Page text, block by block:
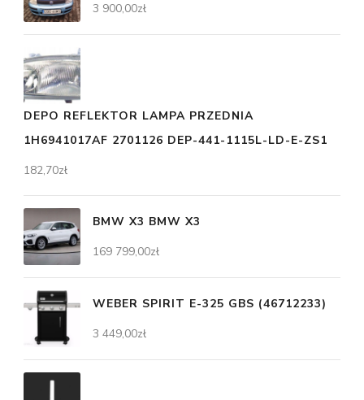
3 900,00zł
DEPO REFLEKTOR LAMPA PRZEDNIA
1H6941017AF 2701126 DEP-441-1115L-LD-E-ZS1
182,70zł
BMW X3 BMW X3
169 799,00zł
WEBER SPIRIT E-325 GBS (46712233)
3 449,00zł